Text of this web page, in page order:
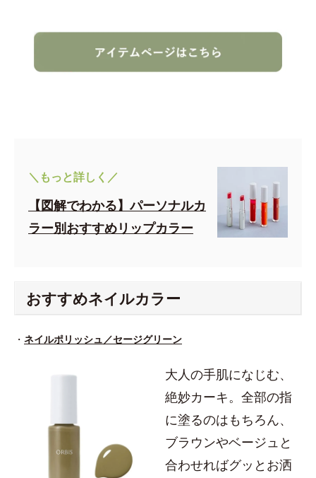
＼もっと詳しく／
【図解でわかる】パーソナルカ
ラー別おすすめリップカラー
おすすめネイルカラー
・ ネイルポリッシュ／セージグリーン
大人の手肌になじむ、
絶妙カーキ。全部の指
に塗るのはもちろん、
ブラウンやベージュと
合わせればグッとお洒